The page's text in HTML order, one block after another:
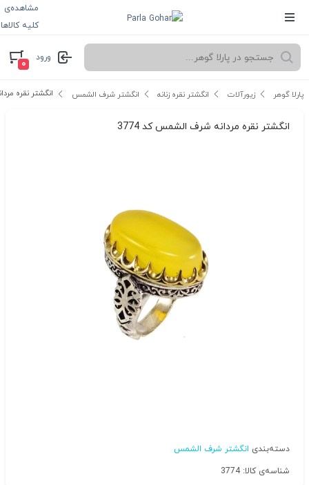
مشاهده‌ی
کلیه کالاها
ورود
۰
پارلا گوهر زیورآلات انگشتر نقره زنانه انگشتر شرف الشمس انگشتر نقره
انگشتر نقره مردانه شرف الشمس کد 3774
دسته‌بندی انگشتر شرف الشمس
شناسه‌ی کالا: 3774